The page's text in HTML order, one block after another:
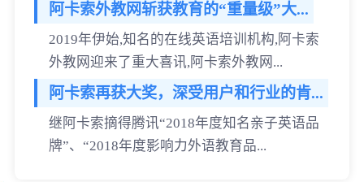
阿卡索外教网斩获教育的“重量级”大...
2019年伊始,知名的在线英语培训机构,阿卡索
外教网迎来了重大喜讯,阿卡索外教网...
阿卡索再获大奖，深受用户和行业的肯...
继阿卡索摘得腾讯“2018年度知名亲子英语品
牌”、“2018年度影响力外语教育品...